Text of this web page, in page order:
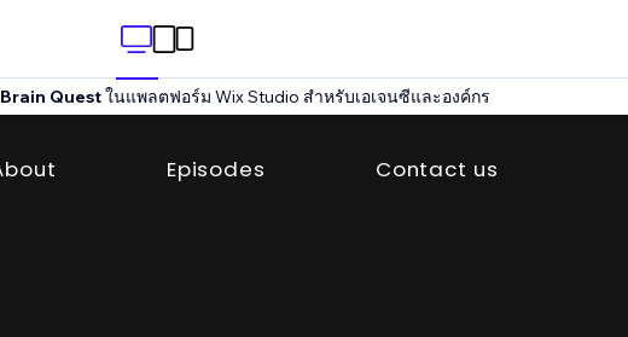
Brain Questในแพลตฟอร์ม Wix Studio สำหรับเอเจนซีและองค์กร